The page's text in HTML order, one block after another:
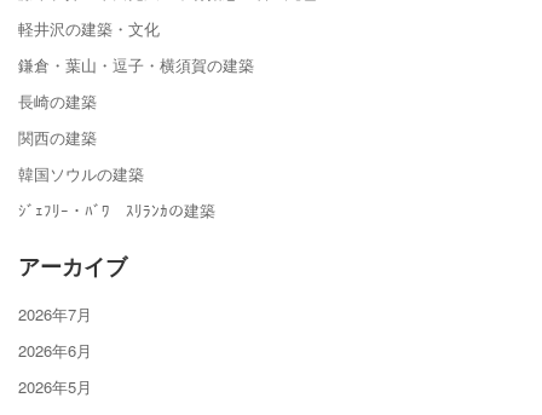
軽井沢の建築・文化
鎌倉・葉山・逗子・横須賀の建築
長崎の建築
関西の建築
韓国ソウルの建築
ｼﾞｪﾌﾘｰ・ﾊﾞﾜ ｽﾘﾗﾝｶの建築
アーカイブ
2026年7月
2026年6月
2026年5月